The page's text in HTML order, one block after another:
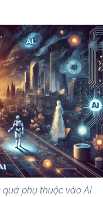
phụ thuộc vào AI